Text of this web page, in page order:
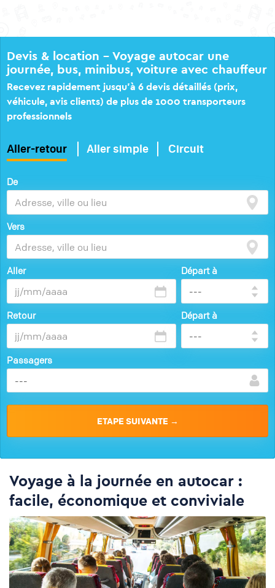
Devis & location – Voyage autocar une
journée, bus, minibus, voiture avec chauffeur
Recevez rapidement jusqu’à 6 devis détaillés (prix,
véhicule, avis clients) de plus de 1000 transporteurs
professionnels
Aller-retour Aller simple Circuit
De
Vers
Aller Départ à
Retour Départ à
Passagers
Voyage à la journée en autocar :
facile, économique et conviviale